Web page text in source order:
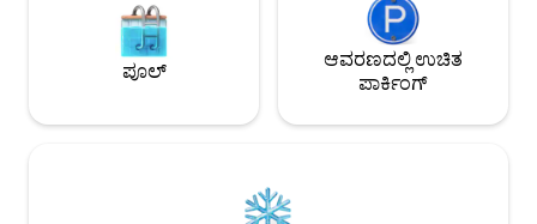
ಪೂಲ್
ಆವರಣದಲ್ಲಿ ಉಚಿತ
ಪಾರ್ಕಿಂಗ್